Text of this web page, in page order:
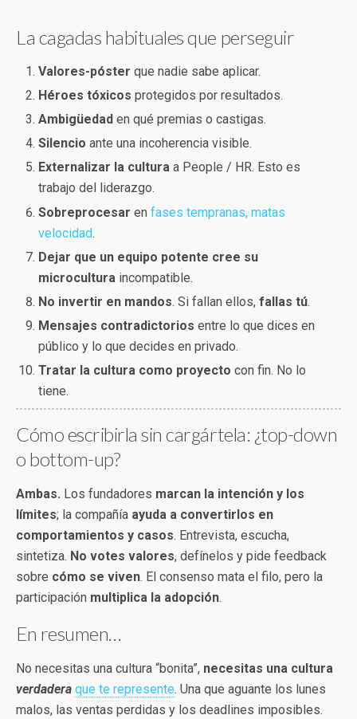
La cagadas habituales que perseguir
Valores-póster que nadie sabe aplicar.
Héroes tóxicos protegidos por resultados.
Ambigüedad en qué premias o castigas.
Silencio ante una incoherencia visible.
Externalizar la cultura a People / HR. Esto es
trabajo del liderazgo.
Sobreprocesar enfases tempranas, matas
velocidad.
Dejar que un equipo potente cree su
microcultura incompatible.
No invertir en mandos. Si fallan ellos,fallas tú.
Mensajes contradictorios entre lo que dices en
público y lo que decides en privado.
Tratar la cultura como proyecto con fin. No lo
tiene.
Cómo escribirla sin cargártela: ¿top-down
o bottom-up?
Ambas. Los fundadores marcan la intención y los
límites; la compañía ayuda a convertirlos en
comportamientos y casos. Entrevista, escucha,
sintetiza. No votes valores, defínelos y pide feedback
sobre cómo se viven. El consenso mata el filo, pero la
participación multiplica la adopción.
En resumen…
No necesitas una cultura “bonita”, necesitas una cultura
verdadera que te represente. Una que aguante los lunes
malos, las ventas perdidas y los deadlines imposibles.